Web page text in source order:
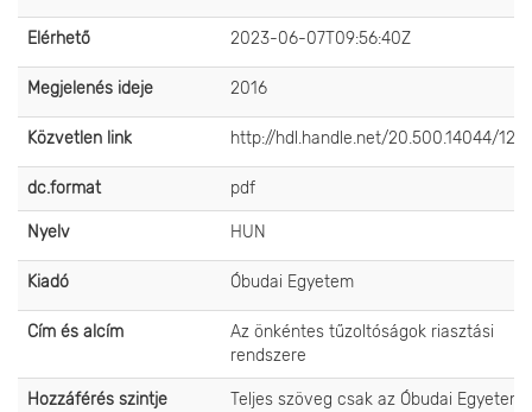
Elérhető 2023-06-07T09:56:40Z
Megjelenés ideje 2016
Közvetlen link http://hdl.handle.net/20.500.14044/
dc.format pdf
Nyelv HUN
Kiadó Óbudai Egyetem
Cím és alcím
Az önkéntes tűzoltóságok riasztási
rendszere
Hozzáférés szintje
Teljes szöveg csak az Óbudai Egyetem